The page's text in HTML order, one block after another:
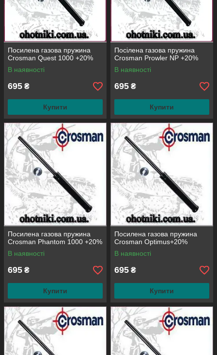
Посилена газова пружина
Crosman Quest 1000 +20%
В наявності
695 ₴
Купити
Посілена газова пружина
Crosman Prowler NP +20%
В наявності
695 ₴
Купити
Посилена газова пружина
Crosman Phantom 1000 +20%
В наявності
695 ₴
Купити
Посилена газова пружина
Crosman Optimus+20%
В наявності
695 ₴
Купити